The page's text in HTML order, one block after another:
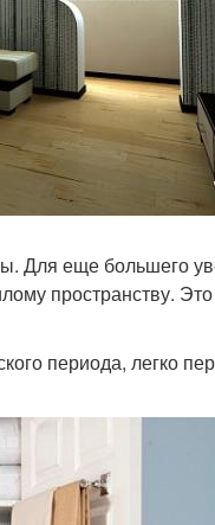
Для еще большего
пространству.
периода, легко